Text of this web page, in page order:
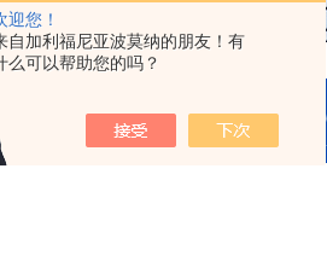
迎您！
自加利福尼亚波莫纳的朋友！有
么可以帮助您的吗？
世界